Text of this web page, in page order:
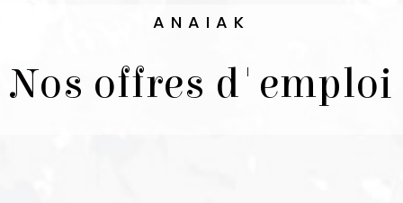
ANAIAK
Nos offres d'emploi